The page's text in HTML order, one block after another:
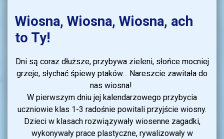
Wiosna, Wiosna, Wiosna, ach
to Ty!
Dni są coraz dłuższe, przybywa zieleni, słońce mocniej
grzeje, słychać śpiewy ptaków… Nareszcie zawitała do
nas wiosna!
W pierwszym dniu jej kalendarzowego przybycia
uczniowie klas 1-3 radośnie powitali przyjście wiosny.
Dzieci w klasach rozwiązywały wiosenne zagadki,
wykonywały prace plastyczne, rywalizowały w